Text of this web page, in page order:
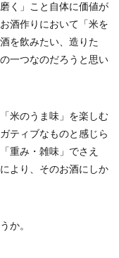
く」こと自体に価値が
酒作りにおいて「米を
を飲みたい、造りた
一つなのだろうと思い
米のうま味」を楽しむ
ティブなものと感じら
重み・雑味」でさえ
より、そのお酒にしか
か。